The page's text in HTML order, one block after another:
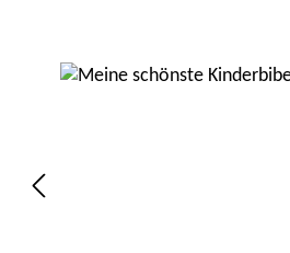
Bildergalerie überspringen